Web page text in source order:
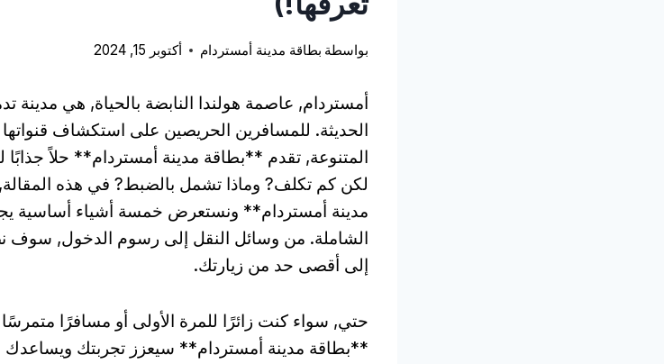
بواسطة بطاقة مدينة أمستردام أكتوبر 15, 2024
أمستردام, عاصمة هولندا النابضة بالحياة, هي مدينة
الحديثة. للمسافرين الحريصين على استكشاف قنواتها
المتنوعة, تقدم **بطاقة مدينة أمستردام** حلاً جذابًا
لكن كم تكلف? وماذا تشمل بالضبط? في هذه
مدينة أمستردام** ونستعرض خمسة أشياء أساسية
الشاملة. من وسائل النقل إلى رسوم الدخول, سوف
إلى أقصى حد من زيارتك.
حتي, سواء كنت زائرًا للمرة الأولى أو مسافرًا
**بطاقة مدينة أمستردام** سيعزز تجربتك ويساعدك